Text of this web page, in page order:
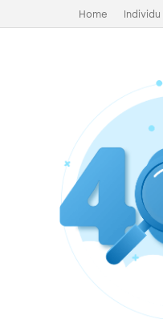
Home Individu